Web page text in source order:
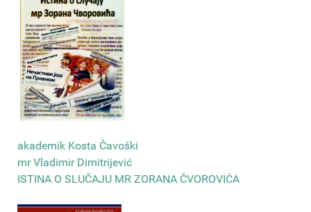
akademik Kosta Čavoški
mr Vladimir Dimitrijević
ISTINA O SLUČAJU MR ZORANA ČVOROVIĆA